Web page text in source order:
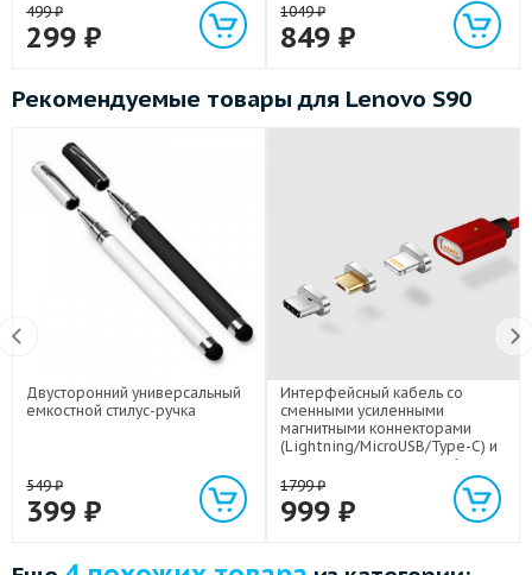
499₽
299 ₽
1049₽
849 ₽
Рекомендуемые товары для Lenovo S90
Двусторонний универсальный
емкостной стилус-ручка
549₽
399 ₽
Интерфейсный кабель со
сменными усиленными
магнитными коннекторами
(Lightning/MicroUSB/Type-C) и
световым индикатором 1м
1799₽
999 ₽